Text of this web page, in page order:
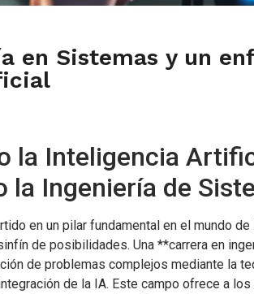
en Sistemas y un
la Inteligencia
la Ingeniería de
en un pilar fundamental en el mundo de
de posibilidades. Una **carrera en
de problemas complejos mediante la
de la IA. Este campo ofrece a